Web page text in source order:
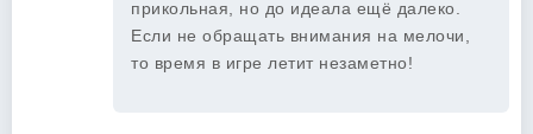
прикольная, но до идеала ещё далеко.
Если не обращать внимания на мелочи,
то время в игре летит незаметно!